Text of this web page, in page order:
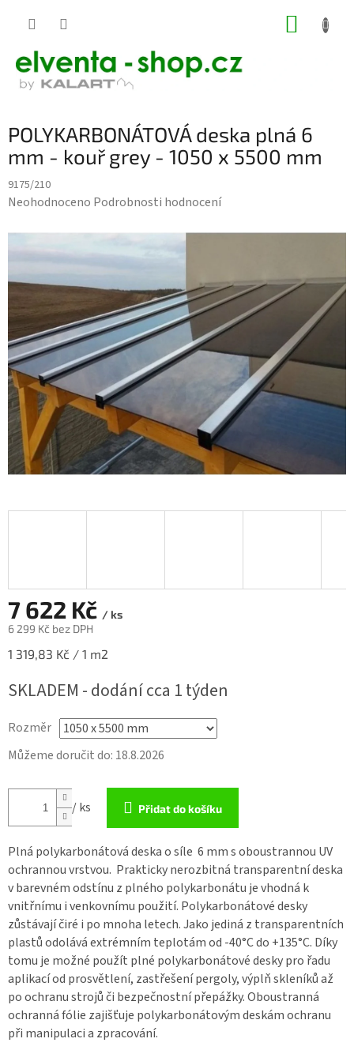
POLYKARBONÁTOVÁ deska plná 6
mm - kouř grey - 1050 x 5500 mm
9175/210
Průměrné
produktu
je
0,0
hvězdiček.
Neohodnoceno Podrobnosti hodnocení
7 622 Kč / ks
6 299 Kč bez DPH
Měrná
1 319,83 Kč / 1 m2
SKLADEM - dodání cca 1 týden
Rozměr
Můžeme doručit do: 18.8.2026
/ ks Přidat do košíku
Plná polykarbonátová deska o síle 6 mms oboustrannou UV
ochrannou vrstvou. Prakticky nerozbitná transparentní deska
v barevném odstínu z plného polykarbonátu je vhodná k
vnitřnímu i venkovnímu použití. Polykarbonátové desky
zůstávají čiré i po mnoha letech. Jako jediná z transparentních
plastů odolává extrémním teplotám od -40°C do +135°C. Díky
tomu je možné použít plné polykarbonátové deskypro řadu
aplikací od prosvětlení, zastřešení pergoly, výplň skleníků až
po ochranu strojů či bezpečnostní přepážky. Oboustranná
ochranná fólie zajišťuje polykarbonátovým deskámochranu
při manipulaci a zpracování.